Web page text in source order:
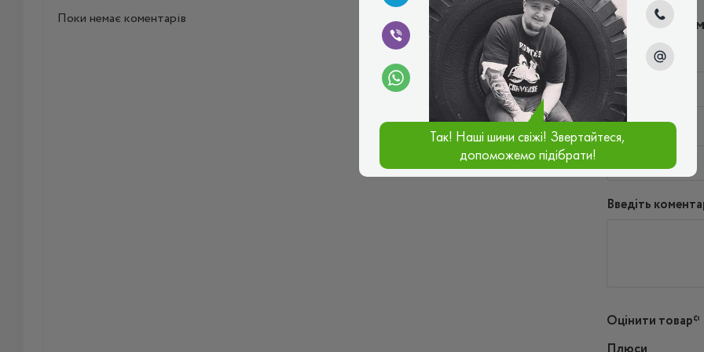
Поки немає коментарів Написати
Ім'я*
Ваш e-mail*
Введіть
Оцінити товар*
Так! Наші шини свіжі! Звертайтеся,
допоможемо підібрати!